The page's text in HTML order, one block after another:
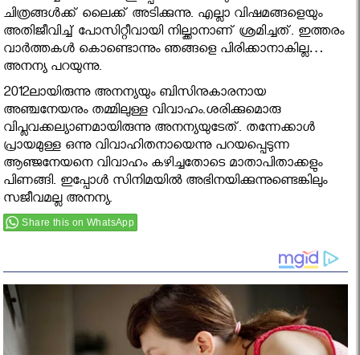
ചിത്രങ്ങള്‍ക്ക് ലൈക്ക് അടിക്കുന്നു. എല്ലാ വിഷമങ്ങളെയും
അതിജീവിച്ച് പോസിറ്റീവായി നില്ക്കാനാണ് ശ്രമിച്ചത്. ഇത്തരം
വാര്‍ത്തകള്‍ കൊണ്ടൊന്നും ഞങ്ങളെ പിരിക്കാനാകില്ല…
അനന്യ പറയുന്നു.
2012ലായിരുന്നു അനന്യയും ബിസിനുകാരനായ
അഞ്ചനേയനും തമ്മിലുള്ള വിവാഹം.ശരിക്കുമൊരു
വിപ്ലവക്കല്യാണമായിരുന്നു അനന്യയുടേത്. തന്നേക്കാള്‍
പ്രായമുള്ള ഒന്നു വിവാഹിതനായെന്നു പറയപ്പെടുന്ന
ആഞ്ജനേയനെ വിവാഹം കഴിച്ചതോടെ മാതാപിതാക്കളും
പിണങ്ങി. ഇപ്പോള്‍ സിനിമയില്‍ അഭിനയിക്കുന്നുണ്ടെങ്കിലും
സജീവമല്ല അനന്യ.
Share this on WhatsApp